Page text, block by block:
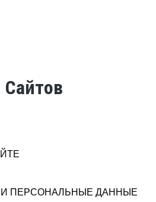
Сайтов
ПЕРСОНАЛЬНЫЕ ДАННЫЕ